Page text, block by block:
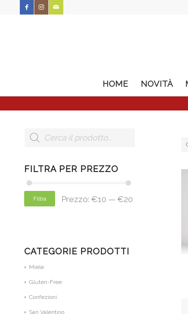
HOME NOVITÀ
FILTRA PER PREZZO
Filtra Prezzo: €10 — €20
CATEGORIE PRODOTTI
Miele
Gluten-Free
Confezioni
San Valentino